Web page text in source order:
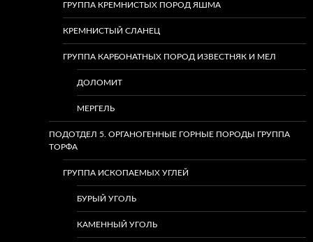
ГРУППА КРЕМНИСТЫХ ПОРОД ЯШМА
КРЕМНИСТЫЙ СЛАНЕЦ
ГРУППА КАРБОНАТНЫХ ПОРОД ИЗВЕСТНЯК И МЕЛ
ДОЛОМИТ
МЕРГЕЛЬ
ПОДОТДЕЛ 5. ОРГАНОГЕННЫЕ ГОРНЫЕ ПОРОДЫ ГРУППА
ТОРФА
ГРУППА ИСКОПАЕМЫХ УГЛЕЙ
БУРЫЙ УГОЛЬ
КАМЕННЫЙ УГОЛЬ